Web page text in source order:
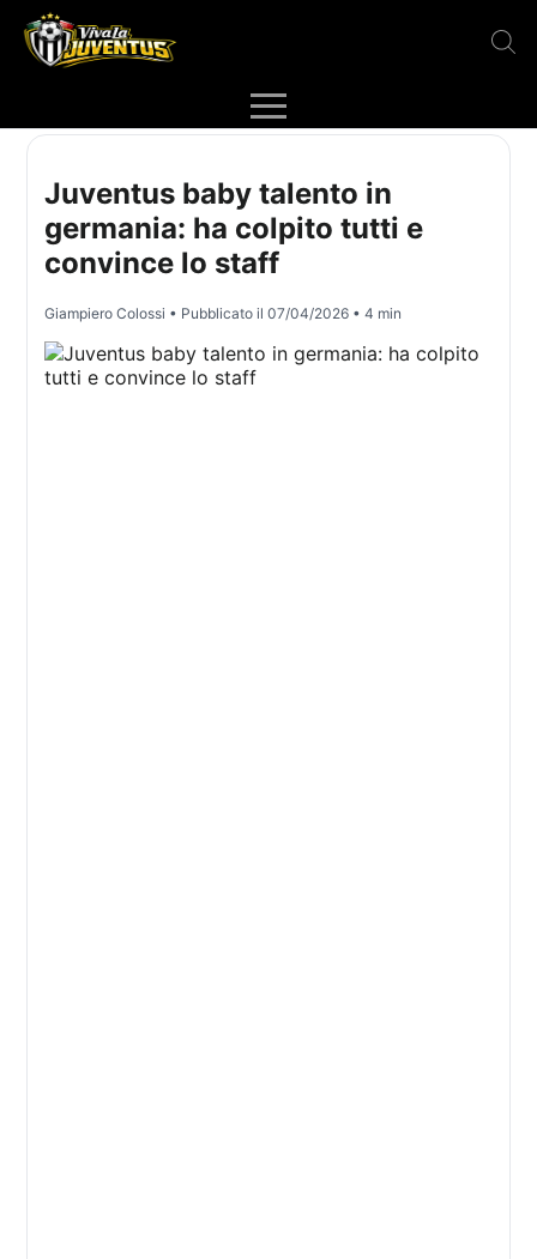
Juventus baby talento in
germania: ha colpito tutti e
convince lo staff
Giampiero Colossi • Pubblicato il07/04/2026 • 4 min